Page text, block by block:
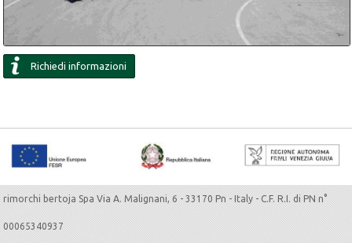
Richiedi informazioni
rimorchi bertoja Spa Via A. Malignani, 6 - 33170 Pn - Italy - C.F. R.I. di PN n°
00065340937